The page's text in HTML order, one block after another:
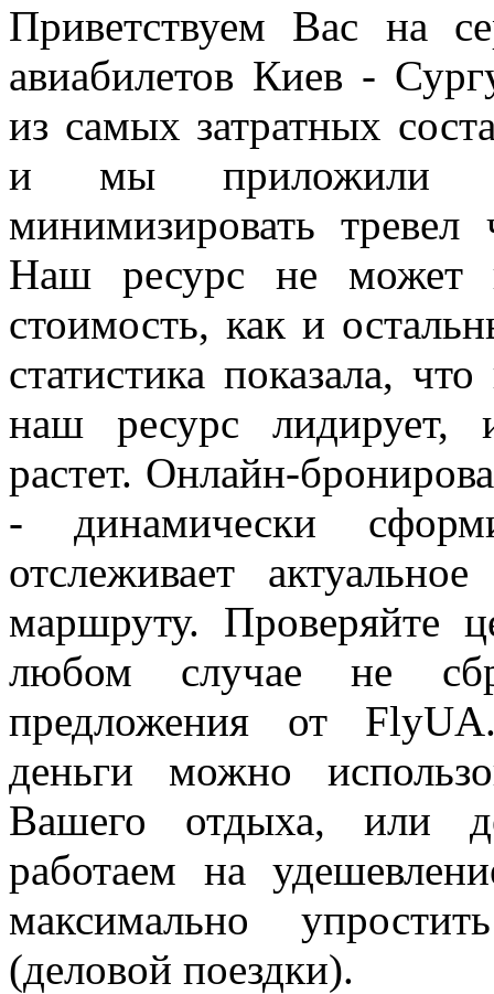
Приветствуем Вас на
авиабилетов Киев -
из самых затратных
и мы приложили
минимизировать тревел
Наш ресурс не может
стоимость, как и
статистика показала,
наш ресурс лидирует,
растет. Онлайн-
- динамически
отслеживает
маршруту. Проверяйте
любом случае не
предложения от
деньги можно
Вашего отдыха, или
работаем на
максимально
(деловой поездки).